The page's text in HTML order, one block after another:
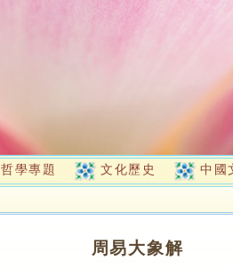
哲學專題 文化歷史 中國
周易大象解